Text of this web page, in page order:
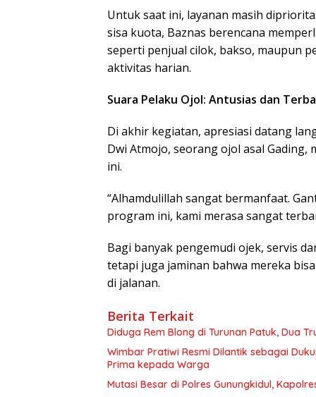
Untuk saat ini, layanan masih
sisa kuota, Baznas berencana
seperti penjual cilok, bakso, maupun
aktivitas harian.
Suara Pelaku Ojol: Antusias dan
Di akhir kegiatan, apresiasi datang
Dwi Atmojo, seorang ojol asal
ini.
“Alhamdulillah sangat bermanfaat.
program ini, kami merasa sangat
Bagi banyak pengemudi ojek, servis
tetapi juga jaminan bahwa mereka
di jalanan.
Berita Terkait
Diduga Rem Blong di Turunan Patuk, Dua
Wimbar Pratiwi Resmi Dilantik sebagai
Prima kepada Warga
Mutasi Besar di Polres Gunungkidul,